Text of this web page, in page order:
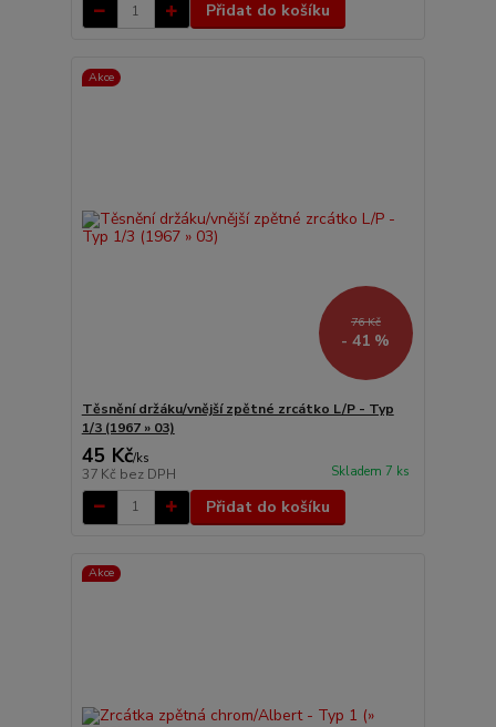
Přidat do košíku
Akce
76 Kč
- 41 %
Těsnění držáku/vnější zpětné zrcátko L/P - Typ
1/3 (1967 » 03)
45 Kč/ks
37 Kč bez DPH Skladem 7 ks
Přidat do košíku
Akce